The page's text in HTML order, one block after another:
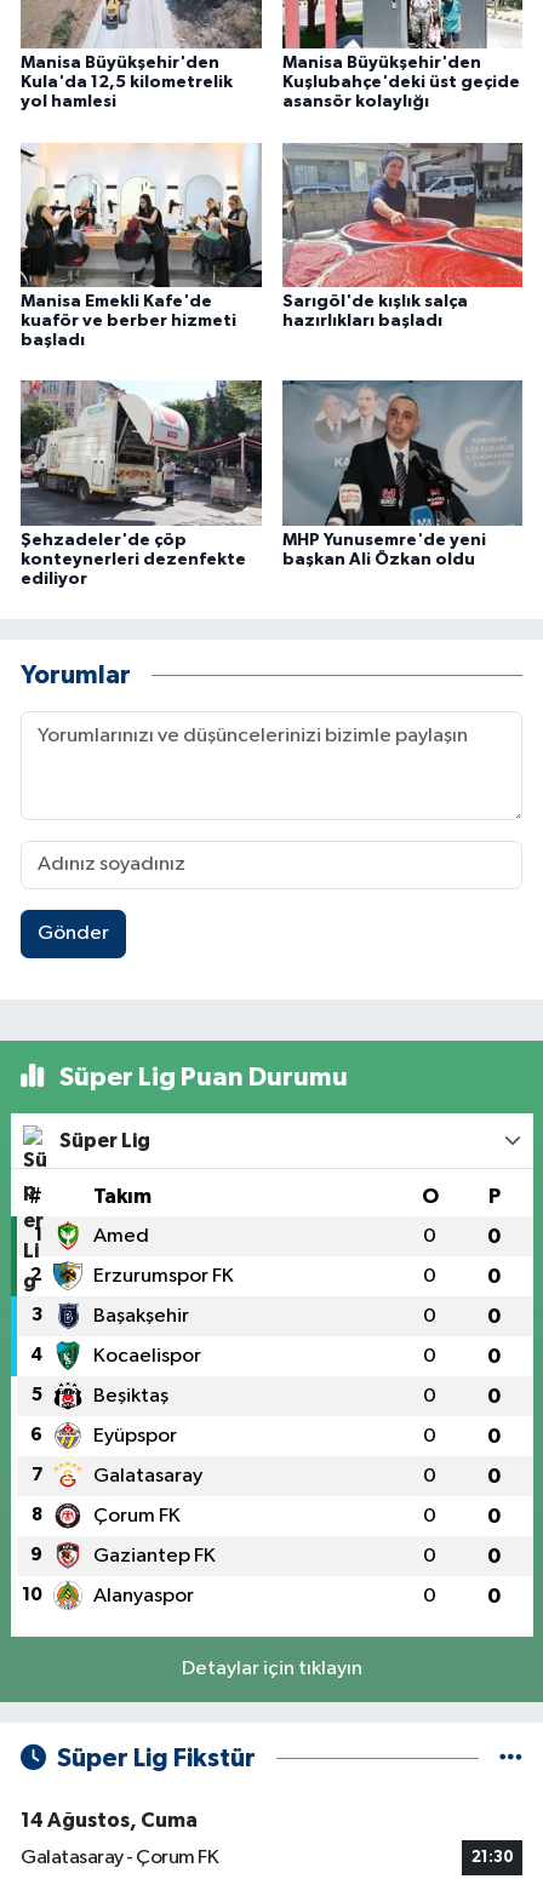
Manisa Büyükşehir'den
Kula'da 12,5 kilometrelik
yol hamlesi
Manisa Büyükşehir'den
Kuşlubahçe'deki üst geçide
asansör kolaylığı
Manisa Emekli Kafe'de
kuaför ve berber hizmeti
başladı
Sarıgöl'de kışlık salça
hazırlıkları başladı
Şehzadeler'de çöp
konteynerleri dezenfekte
ediliyor
MHP Yunusemre'de yeni
başkan Ali Özkan oldu
Yorumlar
Gönder
Süper Lig Puan Durumu
Süper Lig
# Takım O P
1 Amed 0 0
2 Erzurumspor FK 0 0
3 Başakşehir 0 0
4 Kocaelispor 0 0
5 Beşiktaş 0 0
6 Eyüpspor 0 0
7 Galatasaray 0 0
8 Çorum FK 0 0
9 Gaziantep FK 0 0
10 Alanyaspor 0 0
Detaylar için tıklayın
Süper Lig Fikstür
14 Ağustos, Cuma
Galatasaray - Çorum FK
21:30